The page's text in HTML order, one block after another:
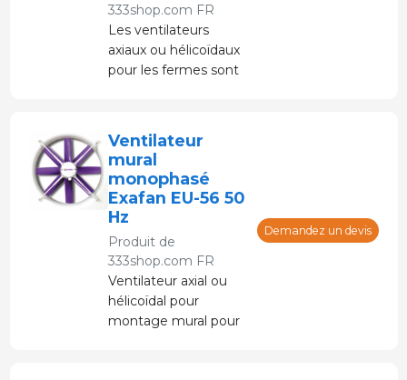
333shop.com FR
Les ventilateurs
axiaux ou hélicoïdaux
pour les fermes sont
l'extraction de grands
volumes d'air à basse
pression.
Ventilateur
mural
monophasé
Exafan EU-56 50
Hz
Produit de
333shop.com FR
Ventilateur axial ou
hélicoïdal pour
montage mural pour
Demandez un devis